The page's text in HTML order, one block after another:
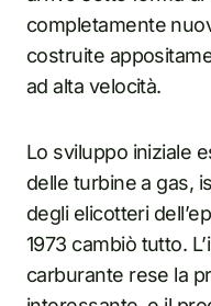
completamente
costruite
ad alta velocità.
Lo sviluppo iniziale
delle turbine a gas,
degli elicotteri
1973 cambiò tutto.
carburante rese la